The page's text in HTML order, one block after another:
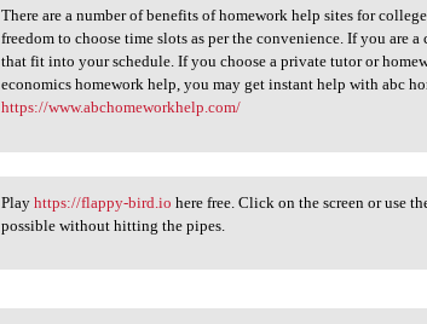
There are a number of
There are a number of benefits of homework help sites for
freedom to choose time slots as per the convenience. If you are
that fit into your schedule. If you choose a private tutor or
economics homework help, you may get instant help with abc
https://www.abchomeworkhelp.com/
Play https://flappy-bird.io
Playhttps://flappy-bird.io here free. Click on the screen or use
possible without hitting the pipes.